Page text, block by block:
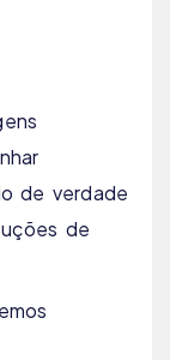
de verdade
de